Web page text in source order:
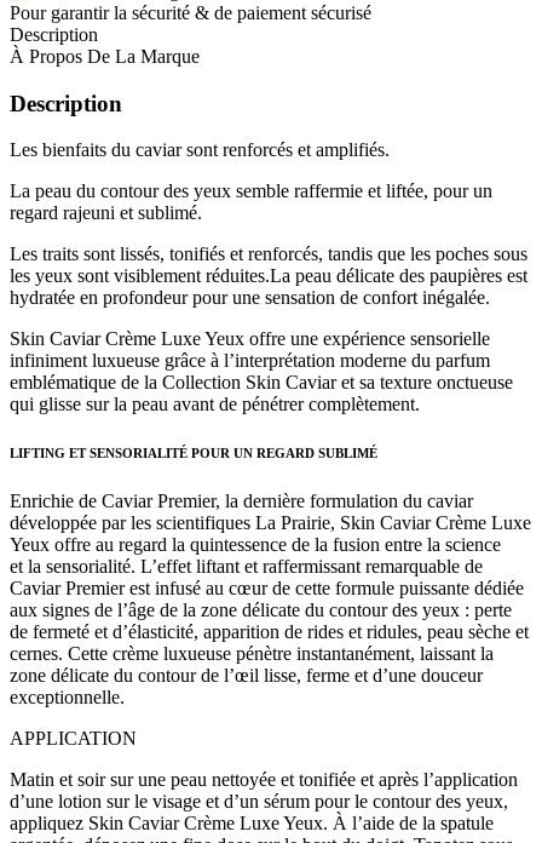
Pour garantir la sécurité & de paiement sécurisé
Description
À Propos De La Marque
Description
Les bienfaits du caviar sont renforcés et amplifiés.
La peau du contour des yeux semble raffermie et liftée, pour un
regard rajeuni et sublimé.
Les traits sont lissés, tonifiés et renforcés, tandis que les poches sous
les yeux sont visiblement réduites.La peau délicate des paupières est
hydratée en profondeur pour une sensation de confort inégalée.
Skin Caviar Crème Luxe Yeux offre une expérience sensorielle
infiniment luxueuse grâce à l’interprétation moderne du parfum
emblématique de la Collection Skin Caviar et sa texture onctueuse
qui glisse sur la peau avant de pénétrer complètement.
LIFTING ET SENSORIALITÉ POUR UN REGARD SUBLIMÉ
Enrichie de Caviar Premier, la dernière formulation du caviar
développée par les scientifiques La Prairie, Skin Caviar Crème Luxe
Yeux offre au regard la quintessence de la fusion entre la science
et la sensorialité. L’effet liftant et raffermissant remarquable de
Caviar Premier est infusé au cœur de cette formule puissante dédiée
aux signes de l’âge de la zone délicate du contour des yeux : perte
de fermeté et d’élasticité, apparition de rides et ridules, peau sèche et
cernes. Cette crème luxueuse pénètre instantanément, laissant la
zone délicate du contour de l’œil lisse, ferme et d’une douceur
exceptionnelle.
APPLICATION
Matin et soir sur une peau nettoyée et tonifiée et après l’application
d’une lotion sur le visage et d’un sérum pour le contour des yeux,
appliquez Skin Caviar Crème Luxe Yeux. À l’aide de la spatule